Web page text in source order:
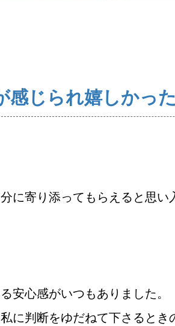
児島店
シー 特定商取引法の表記について
じられ嬉しかった
に寄り添ってもらえると思い
安心感がいつもありました。
に判断をゆだねて下さると